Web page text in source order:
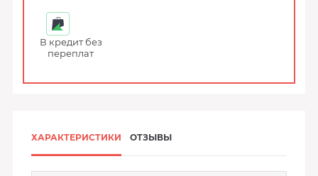
В кредит без
переплат
ХАРАКТЕРИСТИКИ ОТЗЫВЫ